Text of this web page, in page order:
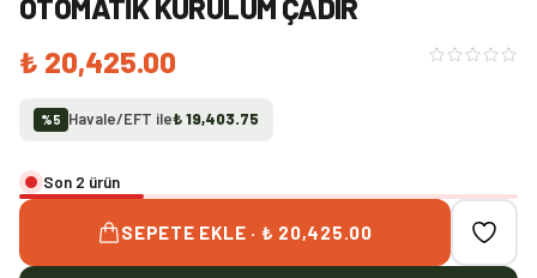
OTOMATIK KURULUM ÇADIR
₺ 20,425.00
%5 Havale/EFT ile₺ 19,403.75
Son 2 ürün
SEPETE EKLE · ₺ 20,425.00